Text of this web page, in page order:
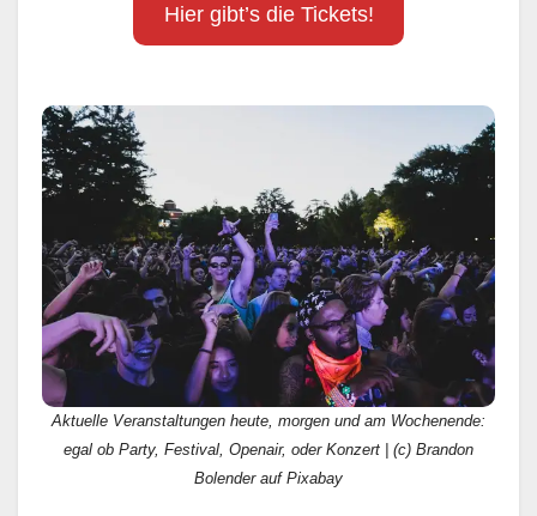
Hier gibt’s die Tickets!
Aktuelle Veranstaltungen heute, morgen und am Wochenende:
egal ob Party, Festival, Openair, oder Konzert | (c) Brandon
Bolender auf Pixabay